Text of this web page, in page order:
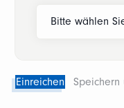
Einreichen